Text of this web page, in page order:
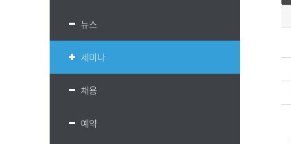
뉴스
세미나
채용
예약